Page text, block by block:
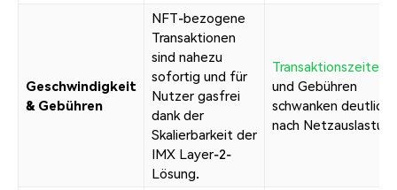
Geschwindigkeit
& Gebühren
NFT-bezogene
Transaktionen
sind nahezu
sofortig und für
Nutzer gasfrei
dank der
Skalierbarkeit der
IMX Layer-2-
Lösung.
Transaktionszeiten
und Gebühren
schwanken deutlich
nach